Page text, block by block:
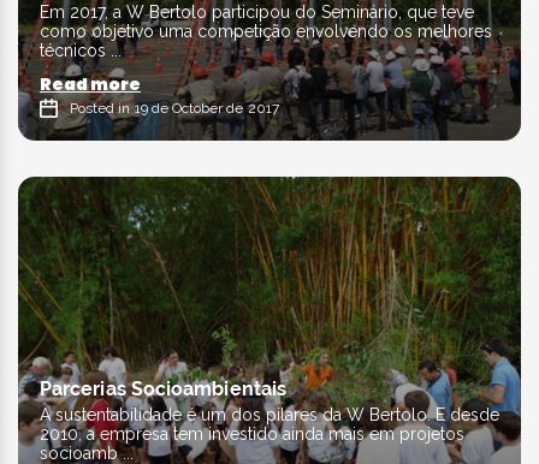
Em 2017, a W Bertolo participou do Seminário, que teve
como objetivo uma competição envolvendo os melhores
técnicos ...
Read more
Posted in 19 de October de 2017
Parcerias Socioambientais
A sustentabilidade é um dos pilares da W Bertolo. E desde
2010, a empresa tem investido ainda mais em projetos
socioamb ...